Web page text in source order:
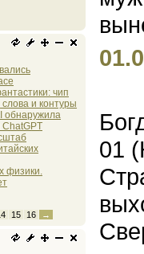
чип
и контуры
обнаружила
физики.
15 16 →
01